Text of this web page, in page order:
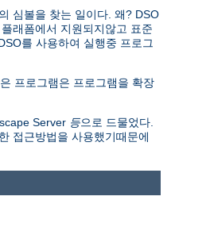
심볼을 찾는 일이다. 왜? DSO
래폼에서 지원되지않고 표준
를 사용하여 실행중 프로그
프로그램은 프로그램을 확장
Server 등으로 드물었다.
접근방법을 사용했기때문에